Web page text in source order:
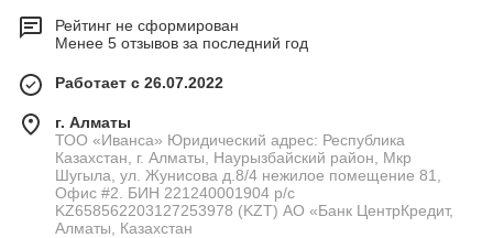
Рейтинг не сформирован
Менее 5 отзывов за последний год
Работает с 26.07.2022
г. Алматы
ТОО «Иванса» Юридический адрес: Республика
Казахстан, г. Алматы, Наурызбайский район, Мкр
Шугыла, ул. Жунисова д.8/4 нежилое помещение 81,
Офис #2. БИН 221240001904 р/с
KZ658562203127253978 (KZT) АО «Банк ЦентрКредит,
Алматы, Казахстан